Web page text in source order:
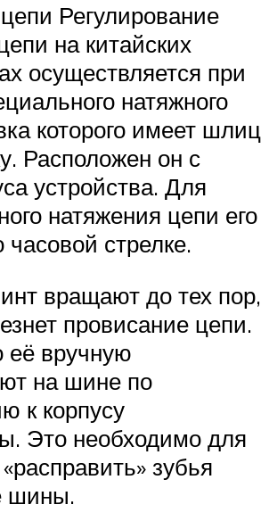
Регулирование
на китайских
осуществляется при
натяжного
которого имеет шлиц
Расположен он с
устройства. Для
натяжения цепи его
стрелке.
вращают до тех пор,
провисание цепи.
её вручную
на шине по
к корпусу
Это необходимо для
зубья
шины.